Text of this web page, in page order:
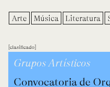
Arte Música Literatura
clasificado
Grupos Artísticos
Convocatoria de